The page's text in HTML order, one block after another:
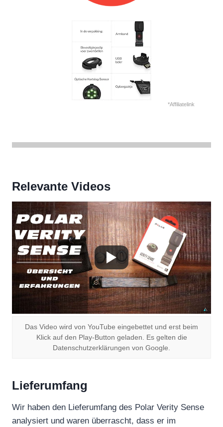
*Affiliatelink
Relevante Videos
Das Video wird von YouTube eingebettet und erst beim
Klick auf den Play-Button geladen. Es gelten die
Datenschutzerklärungen von Google.
Lieferumfang
Wir haben den Lieferumfang des Polar Verity Sense
analysiert und waren überrascht, dass er im